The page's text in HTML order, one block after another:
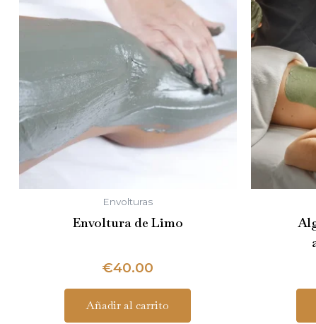
Envolturas
Envoltura de Limo
€40.00
Añadir al carrito